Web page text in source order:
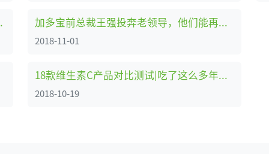
害生物防治 加多宝前总裁王强投奔老领导，他们能再创造个加多宝吗？
2018-11-01
18款维生素C产品对比测试|吃了这么多年维C，你选对了吗？
2018-10-19